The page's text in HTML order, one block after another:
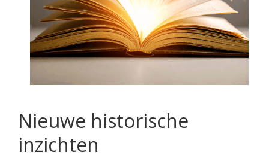
Nieuwe historische
inzichten